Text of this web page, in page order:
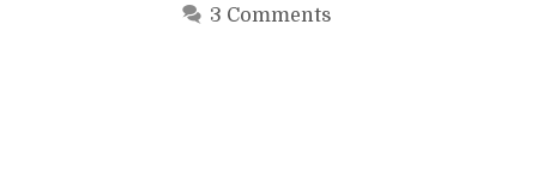
3 Comments